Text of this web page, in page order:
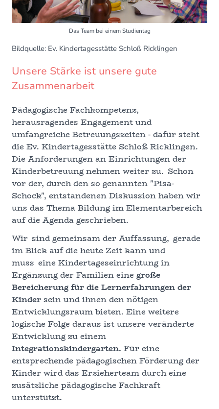
Das Team bei einem Studientag
Bildquelle: Ev. Kindertagesstätte Schloß Ricklingen
Unsere Stärke ist unsere gute
Zusammenarbeit
Pädagogische Fachkompetenz,
herausragendes Engagement und
umfangreiche Betreuungszeiten - dafür steht
die Ev. Kindertagesstätte Schloß Ricklingen.
Die Anforderungen an Einrichtungen der
Kinderbetreuung nehmen weiter zu. Schon
vor der, durch den so genannten "Pisa-
Schock", entstandenen Diskussion haben wir
uns das Thema Bildung im Elementarbereich
auf die Agenda geschrieben.
Wir sind gemeinsam der Auffassung, gerade
im Blick auf die heute Zeit kann und
muss eine Kindertageseinrichtung in
Ergänzung der Familien eine große
Bereicherung für die Lernerfahrungen der
Kinder sein und ihnen den nötigen
Entwicklungsraum bieten. Eine weitere
logische Folge daraus ist unsere veränderte
Entwicklung zu einem
Integrationskindergarten. Für eine
entsprechende pädagogischen Förderung der
Kinder wird das Erzieherteam durch eine
zusätzliche pädagogische Fachkraft
unterstützt.